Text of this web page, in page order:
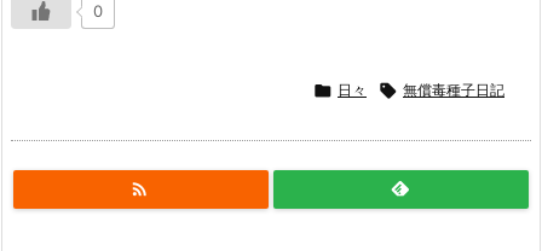
0
 日々  無償毒種子日記
